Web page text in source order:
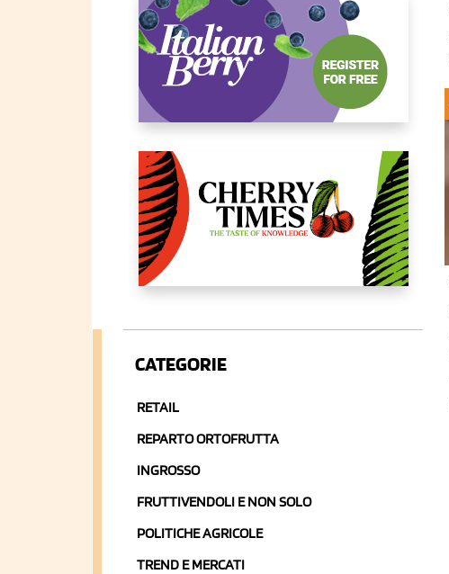
CATEGORIE
RETAIL
REPARTO ORTOFRUTTA
INGROSSO
FRUTTIVENDOLI E NON SOLO
POLITICHE AGRICOLE
TREND E MERCATI